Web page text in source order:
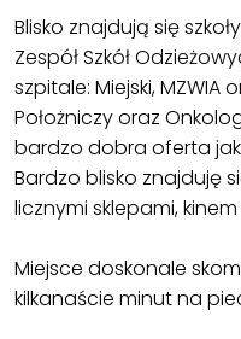
Blisko znajdują się
Zespół Szkół
szpitale: Miejski,
Położniczy oraz
bardzo dobra oferta
Bardzo blisko znajduję
licznymi sklepami, kinem
Miejsce doskonale
kilkanaście minut na